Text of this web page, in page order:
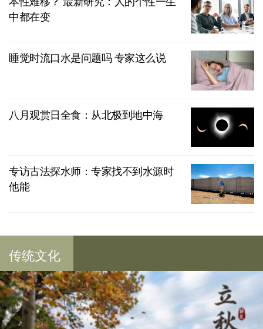
中都在变
睡觉时流口水是问题吗 专家这么说
八月观赏日全食：从北极到地中海
专访古法探水师：专家找不到水源时
他能
传统文化